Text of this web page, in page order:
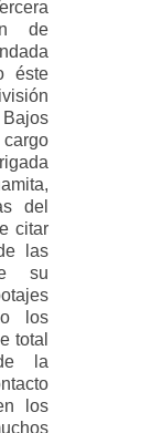
de
éste
del
citar
las
su
los
total
la
los